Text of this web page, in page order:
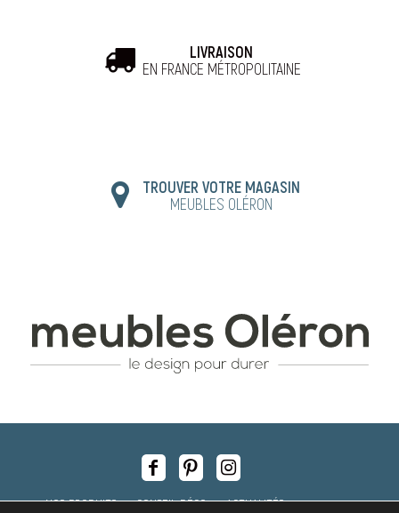
LIVRAISON
EN FRANCE MÉTROPOLITAINE
TROUVER VOTRE MAGASIN
MEUBLES OLÉRON
NOS PRODUITS CONSEIL DÉCO ACTUALITÉS